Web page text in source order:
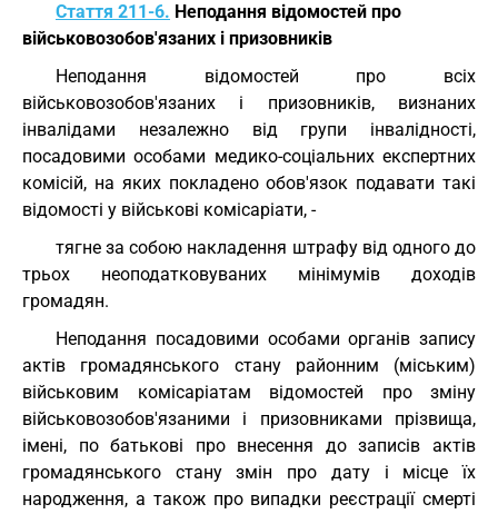
Стаття 211-6. Неподання відомостей про
військовозобов'язаних і призовників
Неподання відомостей про всіх
військовозобов'язаних і призовників, визнаних
інвалідами незалежно від групи інвалідності,
посадовими особами медико-соціальних експертних
комісій, на яких покладено обов'язок подавати такі
відомості у військові комісаріати, -
тягне за собою накладення штрафу від одного до
трьох неоподатковуваних мінімумів доходів
громадян.
Неподання посадовими особами органів запису
актів громадянського стану районним (міським)
військовим комісаріатам відомостей про зміну
військовозобов'язаними і призовниками прізвища,
імені, по батькові про внесення до записів актів
громадянського стану змін про дату і місце їх
народження, а також про випадки реєстрації смерті